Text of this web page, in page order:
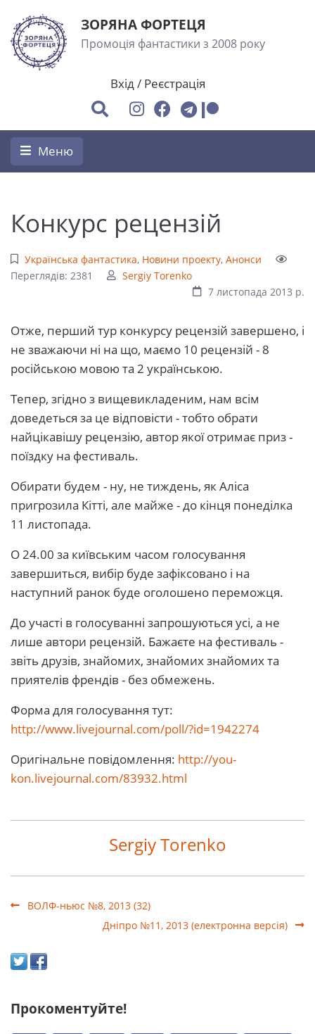
ЗОРЯНА ФОРТЕЦЯ
Промоція фантастики з 2008 року
Вхід/ Реєстрація
Меню
Конкурс рецензій
Українська фантастика, Новини проекту, Анонси
Переглядів: 2381
Sergiy Torenko
7 листопада 2013 р.
Отже, перший тур конкурсу рецензій завершено, і
не зважаючи ні на що, маємо 10 рецензій - 8
російською мовою та 2 українською.
Тепер, згідно з вищевикладеним, нам всім
доведеться за це відповісти - тобто обрати
найцікавішу рецензію, автор якої отримає приз -
поїздку на фестиваль.
Обирати будем - ну, не тиждень, як Аліса
пригрозила Кітті, але майже - до кінця понеділка
11 листопада.
О 24.00 за київським часом голосування
завершиться, вибір буде зафіксовано і на
наступний ранок буде оголошено переможця.
До участі в голосуванні запрошуються усі, а не
лише автори рецензій. Бажаєте на фестиваль -
звіть друзів, знайомих, знайомих знайомих та
приятелів френдів - без обмежень.
Форма для голосування тут:
http://www.livejournal.com/poll/?id=1942274
Оригінальне повідомлення: http://you-
kon.livejournal.com/83932.html
Sergiy Torenko
ВОЛФ-ньюс №8, 2013 (32)
Дніпро №11, 2013 (електронна версія)
Прокоментуйте!